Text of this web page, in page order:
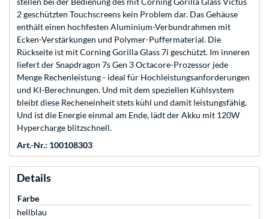
2 geschützten Touchscreens kein Problem dar. Das Gehäuse
enthält einen hochfesten Aluminium-Verbundrahmen mit
Ecken-Verstärkungen und Polymer-Puffermaterial. Die
Rückseite ist mit Corning Gorilla Glass 7i geschützt. Im inneren
liefert der Snapdragon 7s Gen 3 Octacore-Prozessor jede
Menge Rechenleistung - ideal für Hochleistungsanforderungen
und KI-Berechnungen. Und mit dem speziellen Kühlsystem
bleibt diese Recheneinheit stets kühl und damit leistungsfähig.
Und ist die Energie einmal am Ende, lädt der Akku mit 120W
Hypercharge blitzschnell.
Art.-Nr.: 100108303
Details
Farbe
hellblau